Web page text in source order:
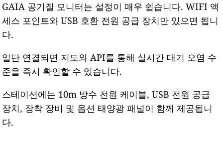
GAIA 공기질 모니터는 설정이 매우 쉽습니다. WIFI 액
세스 포인트와 USB 호환 전원 공급 장치만 있으면 됩니
다.
일단 연결되면 지도와 API를 통해 실시간 대기 오염 수
준을 즉시 확인할 수 있습니다.
스테이션에는 10m 방수 전원 케이블, USB 전원 공급
장치, 장착 장비 및 옵션 태양광 패널이 함께 제공됩니
다.